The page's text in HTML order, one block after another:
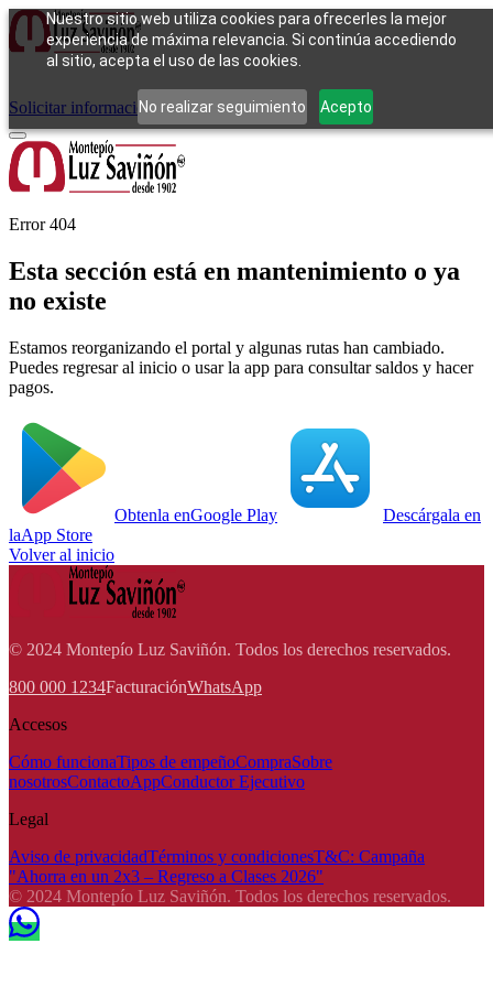
Nuestro sitio web utiliza cookies para ofrecerles la mejor
experiencia de máxima relevancia. Si continúa accediendo
al sitio, acepta el uso de las cookies.
No realizar seguimiento Acepto
Cómo funcionaTipos de empeñoCompraContacto
Solicitar información Iniciar sesión
Error 404
Esta sección está en mantenimiento o ya
no existe
Estamos reorganizando el portal y algunas rutas han cambiado.
Puedes regresar al inicio o usar la app para consultar saldos y hacer
pagos.
Obtenla enGoogle Play
Descárgala en
laApp Store
Volver al inicio
© 2024 Montepío Luz Saviñón. Todos los derechos reservados.
800 000 1234FacturaciónWhatsApp
Accesos
Cómo funcionaTipos de empeñoCompraSobre
nosotrosContactoAppConductor Ejecutivo
Legal
Aviso de privacidadTérminos y condicionesT&C: Campaña
"Ahorra en un 2x3 – Regreso a Clases 2026"
© 2024 Montepío Luz Saviñón. Todos los derechos reservados.